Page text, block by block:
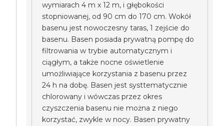
wymiarach 4 m x 12 m, i głębokości
stopniowanej, od 90 cm do 170 cm. Wokół
basenu jest nowoczesny taras, 1 zejście do
basenu. Basen posiada prywatną pompę do
filtrowania w trybie automatycznym i
ciągłym, a także nocne oświetlenie
umożliwiające korzystania z basenu przez
24 h na dobę. Basen jest systtematycznie
chlorowany i wówczas przez okres
czyszczenia basenu nie można z niego
korzystać, zwykle w nocy. Basen prywatny